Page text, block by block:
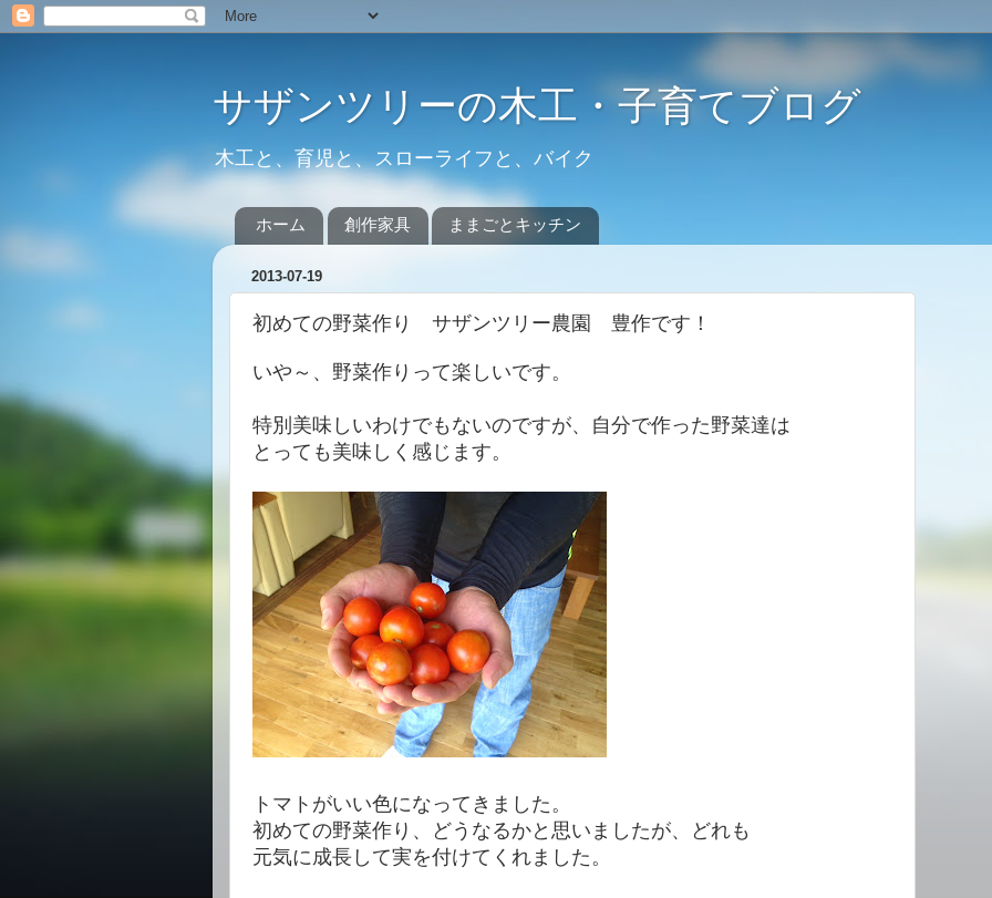
サザンツリーの木工・子育てブログ
木工と、育児と、スローライフと、バイク
ホーム 創作家具 ままごとキッチン
2013-07-19
初めての野菜作り サザンツリー農園 豊作です！
いや～、野菜作りって楽しいです。
特別美味しいわけでもないのですが、自分で作った野菜達は
とっても美味しく感じます。
トマトがいい色になってきました。
初めての野菜作り、どうなるかと思いましたが、どれも
元気に成長して実を付けてくれました。